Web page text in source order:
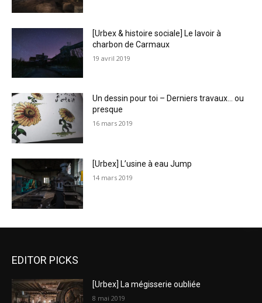
[Urbex & histoire sociale] Le lavoir à
charbon de Carmaux
19 avril 2019
Un dessin pour toi – Derniers travaux… ou
presque
16 mars 2019
[Urbex] L’usine à eau Jump
14 mars 2019
EDITOR PICKS
[Urbex] La mégisserie oubliée
8 mai 2019